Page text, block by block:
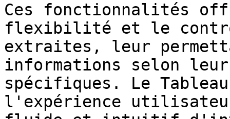
Ces fonctionnalités
flexibilité et le
extraites, leur
informations selon
spécifiques. Le
l'expérience